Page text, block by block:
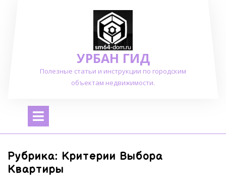
УРБАН ГИД
Полезные статьи и инструкции по городским
объектам недвижимости.
Открыть
Рубрика: Критерии Выбора
Квартиры